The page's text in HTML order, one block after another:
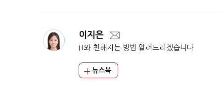
이지은
IT와 친해지는 방법 알려드리겠습니다
뉴스북